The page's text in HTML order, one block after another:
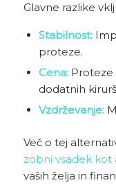
Glavne razlike
Stabilnost:
proteze.
Cena:Proteze
dodatnih
Vzdrževanje:
Več o tej
zobni vsadek kot
vaših želja in